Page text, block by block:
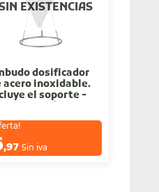
EXISTENCIAS
dosificador
acero inoxidable.
el soporte -
,97 Sin iva